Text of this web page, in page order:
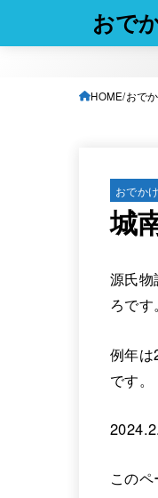
おで
HOME おで
おでか
城
源氏
ろです。
例年
です。
このペ